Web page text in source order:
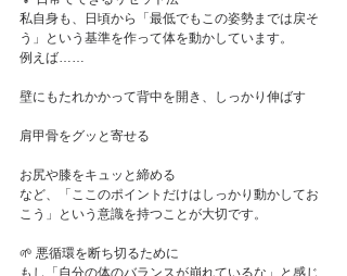
私自身も、日頃から「最低でもこの姿勢までは戻そ
う」という基準を作って体を動かしています。
例えば……
壁にもたれかかって背中を開き、しっかり伸ばす
肩甲骨をグッと寄せる
お尻や膝をキュッと締める
など、「ここのポイントだけはしっかり動かしてお
こう」という意識を持つことが大切です。
🌱 悪循環を断ち切るために